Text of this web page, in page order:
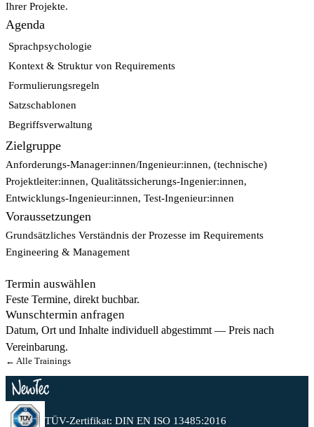
Ihrer Projekte.
Agenda
Sprachpsychologie
Kontext & Struktur von Requirements
Formulierungsregeln
Satzschablonen
Begriffsverwaltung
Zielgruppe
Anforderungs-Manager:innen/Ingenieur:innen, (technische)
Projektleiter:innen, Qualitätssicherungs-Ingenier:innen,
Entwicklungs-Ingenieur:innen, Test-Ingenieur:innen
Voraussetzungen
Grundsätzliches Verständnis der Prozesse im Requirements
Engineering & Management
Termin auswählen
Feste Termine, direkt buchbar.
Wunschtermin anfragen
Datum, Ort und Inhalte individuell abgestimmt — Preis nach
Vereinbarung.
← Alle Trainings
TÜV-Zertifikat: DIN EN ISO 13485:2016